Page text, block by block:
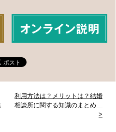
利用方法は？メリットは？結婚
相談所に関する知識のまとめ
>